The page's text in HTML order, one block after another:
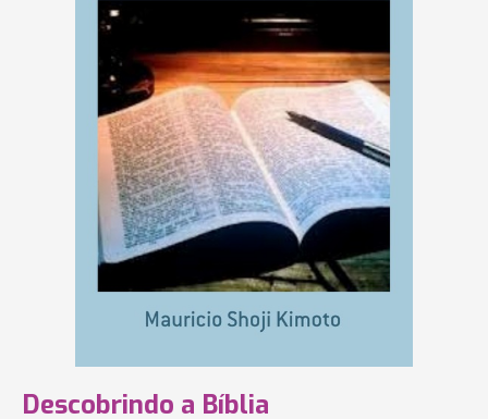
Descobrindo a Bíblia